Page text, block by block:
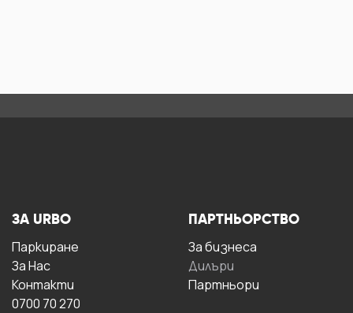
ЗА URBO
Паркиране
За Hас
Контакти
0700 70 270
ПАРТНЬОРСТВО
За бизнесa
Дилъри
Партньори